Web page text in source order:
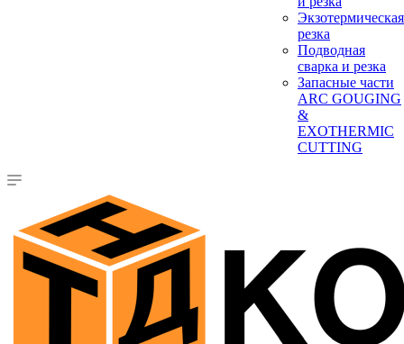
Экзотермическая
резка
Подводная
сварка и резка
Запасные части
ARC GOUGING
&
EXOTHERMIC
CUTTING